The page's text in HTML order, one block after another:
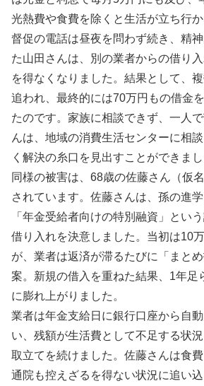
光熱費や食費を除くと生活が立ち行か
督促の電話は昼夜を問わず続き、精
た山田さんは、別の業者からの借り
を得なくなりました。結果として、
追われ、最終的には70万円もの借金
たのです。家族に相談できず、一人
んは、地域の消費生活センターに相
く解決の糸口を見出すことができまし
同様の被害は、68歳の佐藤さん（仮
されています。佐藤さんは、孫の進学
「年金受給者向けの特別融資」とい
借り入れを決意しました。当初は10
が、業者は返済が滞るたびに「まと
案。新規の借入を重ねた結果、1年足
に膨れ上がりました。
業者は年金支給日に銀行口座から自
い、残額が生活費として不足する状
取立てを続けました。佐藤さんは食
通院も控えざるを得ない状況に追い